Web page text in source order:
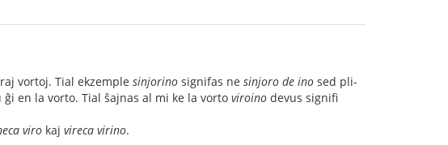
vortoj. Tial ekzemple sinjorino signifas ne sinjoro de ino sed pli-
en la vorto. Tial ŝajnas al mi ke la vorto viroino devus signifi
viro kaj vireca virino.